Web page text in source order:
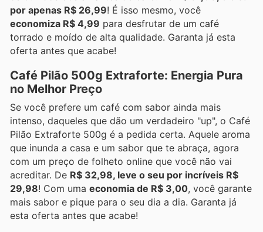
por apenas R$ 26,99! É isso mesmo, você
economiza R$ 4,99 para desfrutar de um café
torrado e moído de alta qualidade. Garanta já esta
oferta antes que acabe!
Café Pilão 500g Extraforte: Energia Pura
no Melhor Preço
Se você prefere um café com sabor ainda mais
intenso, daqueles que dão um verdadeiro "up", o Café
Pilão Extraforte 500g é a pedida certa. Aquele aroma
que inunda a casa e um sabor que te abraça, agora
com um preço de folheto online que você não vai
acreditar. De R$ 32,98, leve o seu por incríveis R$
29,98! Com uma economia de R$ 3,00, você garante
mais sabor e pique para o seu dia a dia. Garanta já
esta oferta antes que acabe!